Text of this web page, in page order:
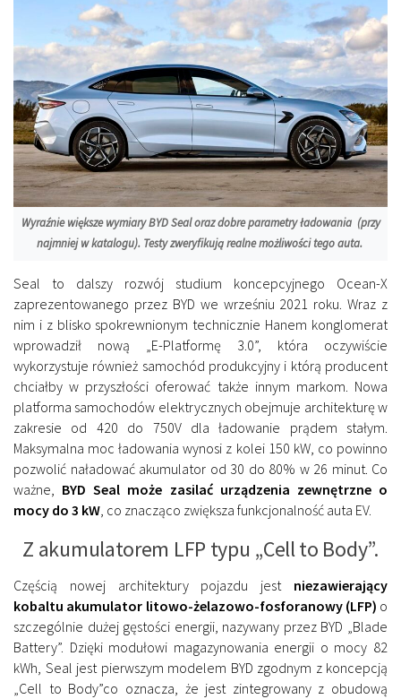
Wyraźnie większe wymiary BYD Seal oraz dobre parametry ładowania (przy
najmniej w katalogu). Testy zweryfikują realne możliwości tego auta.
Seal to dalszy rozwój studium koncepcyjnego Ocean-X
zaprezentowanego przez BYD we wrześniu 2021 roku. Wraz z
nim i z blisko spokrewnionym technicznie Hanem konglomerat
wprowadził nową „E-Platformę 3.0”, która oczywiście
wykorzystuje również samochód produkcyjny i którą producent
chciałby w przyszłości oferować także innym markom. Nowa
platforma samochodów elektrycznych obejmuje architekturę w
zakresie od 420 do 750V dla ładowanie prądem stałym.
Maksymalna moc ładowania wynosi z kolei 150 kW, co powinno
pozwolić naładować akumulator od 30 do 80% w 26 minut. Co
ważne, BYD Seal może zasilać urządzenia zewnętrzne o
mocy do 3 kW, co znacząco zwiększa funkcjonalność auta EV.
Z akumulatorem LFP typu „Cell to Body”.
Częścią nowej architektury pojazdu jest niezawierający
kobaltu akumulator litowo-żelazowo-fosforanowy (LFP) o
szczególnie dużej gęstości energii, nazywany przez BYD „Blade
Battery”. Dzięki modułowi magazynowania energii o mocy 82
kWh, Seal jest pierwszym modelem BYD zgodnym z koncepcją
„Cell to Body”co oznacza, że jest zintegrowany z obudową